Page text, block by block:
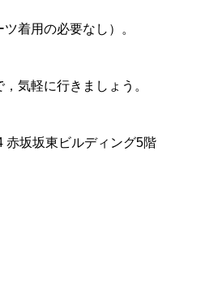
着用の必要なし）。
気軽に行きましょう。
赤坂坂東ビルディング5階